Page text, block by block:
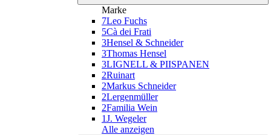
Marke
7Leo Fuchs
5Cà dei Frati
3Hensel & Schneider
3Thomas Hensel
3LIGNELL & PIISPANEN
2Ruinart
2Markus Schneider
2Lergenmüller
2Familia Wein
1J. Wegeler
Alle anzeigen